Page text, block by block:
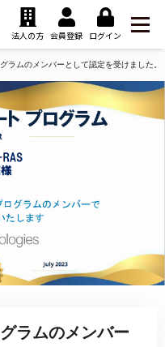
法人の方 会員登録 ログイン
ラムのメンバーとして認定を受けました。
ラムのメンバー